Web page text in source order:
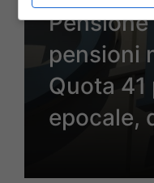
pensioni
Quota
epocale,